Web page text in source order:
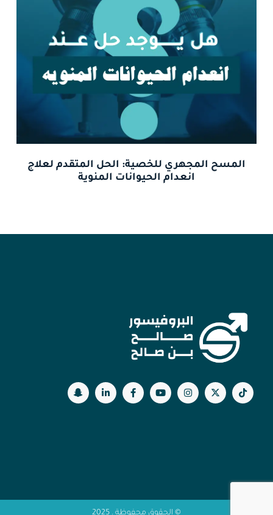
المسح المجهري للخصية: الحل المتقدم لعلاج
انعدام الحيوانات المنوية